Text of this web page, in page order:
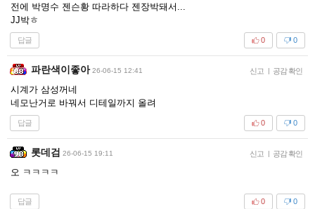
전에 박명수 젠슨황 따라하다 젠장박돼서...
JJ박ㅎ
답글 0
0
파란색이좋아 26-06-15 12:41 신고 | 공감 확인
시계가 삼성꺼네
네모난거로 바꿔서 디테일까지 올려
답글 0
0
롯데검 26-06-15 19:11 신고 | 공감 확인
오 ㅋㅋㅋㅋ
답글 0
0